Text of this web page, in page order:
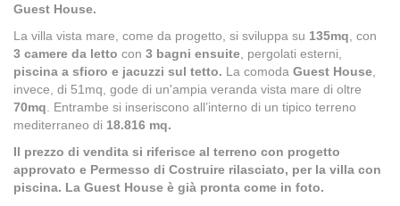
Guest House.
La villa vista mare, come da progetto, si sviluppa su 135mq, con
3 camere da letto con 3 bagni ensuite, pergolati esterni,
piscina a sfioro e jacuzzi sul tetto. La comoda Guest House,
invece, di 51mq, gode di un'ampia veranda vista mare di oltre
70mq. Entrambe si inseriscono all’interno di un tipico terreno
mediterraneo di 18.816 mq.
Il prezzo di vendita si riferisce al terreno con progetto
approvato e Permesso di Costruire rilasciato, per la villa con
piscina. La Guest House è già pronta come in foto.